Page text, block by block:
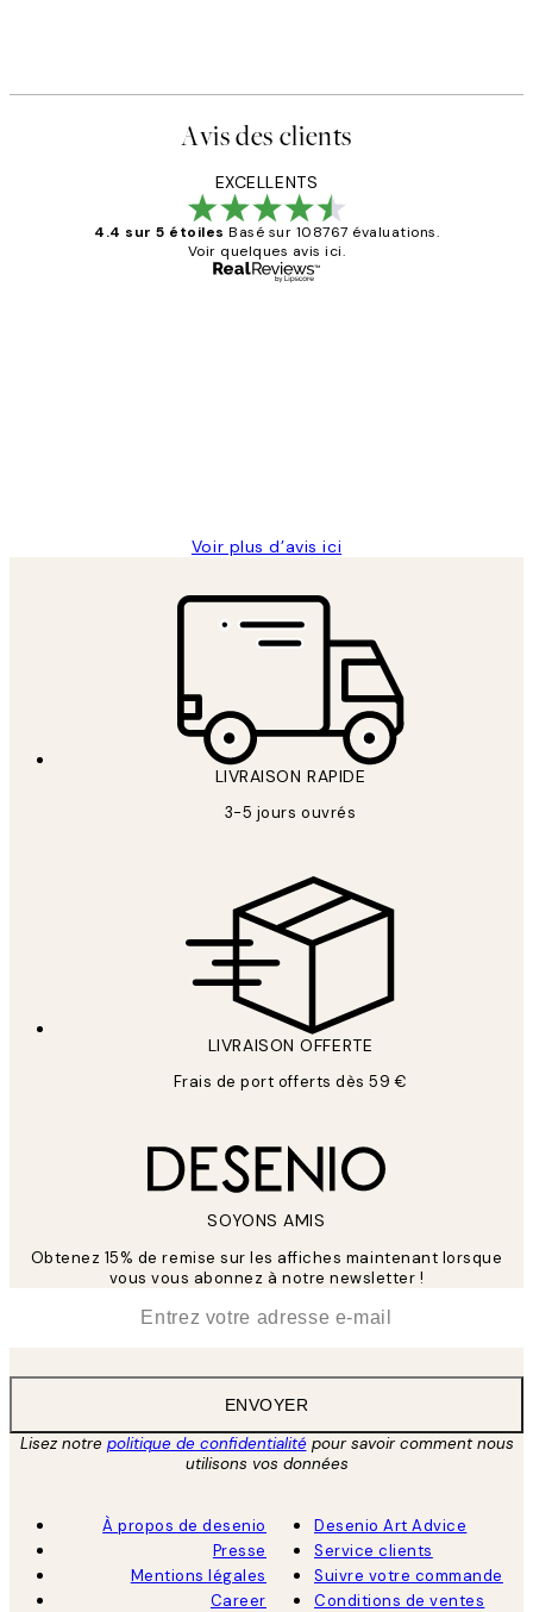
Avis des clients
EXCELLENTS
4.4 sur 5 étoiles Basé sur 108767 évaluations.
Voir quelques avis ici.
Voir plus d’avis ici
LIVRAISON RAPIDE
3-5 jours ouvrés
LIVRAISON OFFERTE
Frais de port offerts dès 59 €
SOYONS AMIS
Obtenez 15% de remise sur les affiches maintenant lorsque
vous vous abonnez à notre newsletter !
ENVOYER
Lisez notre politique de confidentialitépour savoir comment nous
utilisons vos données
À propos de desenio
Presse
Mentions légales
Career
Desenio Art Advice
Service clients
Suivre votre commande
Conditions de ventes